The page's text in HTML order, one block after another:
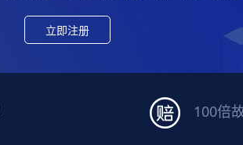
立即注册
100倍